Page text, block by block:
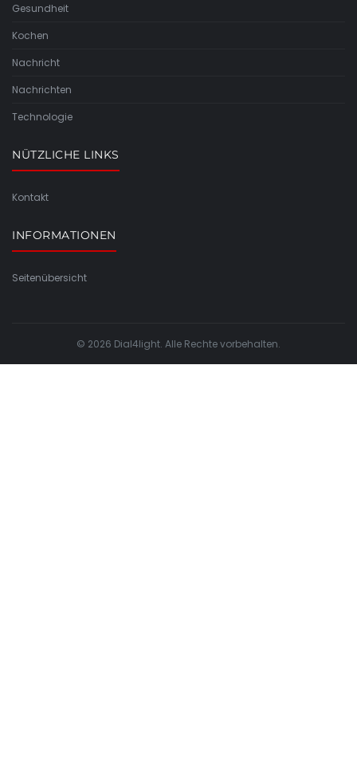
Gesundheit
Kochen
Nachricht
Nachrichten
Technologie
NÜTZLICHE LINKS
Kontakt
INFORMATIONEN
Seitenübersicht
© 2026 Dial4light. Alle Rechte vorbehalten.